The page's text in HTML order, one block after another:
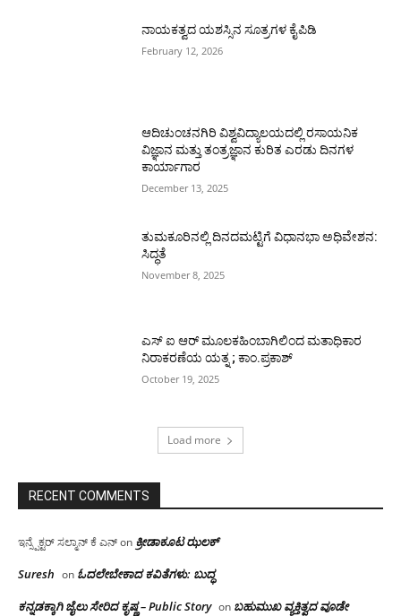
ನಾಯಕತ್ವದ ಯಶಸ್ಸಿನ ಸೂತ್ರಗಳ ಕೈಪಿಡಿ
February 12, 2026
ಆದಿಚುಂಚನಗಿರಿ ವಿಶ್ವವಿದ್ಯಾಲಯದಲ್ಲಿ ರಸಾಯನಿಕ
ವಿಜ್ಞಾನ ಮತ್ತು ತಂತ್ರಜ್ಞಾನ ಕುರಿತ ಎರಡು ದಿನಗಳ
ಕಾರ್ಯಾಗಾರ
December 13, 2025
ತುಮಕೂರಿನಲ್ಲಿ ದಿನದಮಟ್ಟಿಗೆ ವಿಧಾನಭಾ ಅಧಿವೇಶನ:
ಸಿದ್ಧತೆ
November 8, 2025
ಎಸ್ ಐ ಆರ್ ಮೂಲಕಹಿಂಬಾಗಿಲಿಂದ ಮತಾಧಿಕಾರ
ನಿರಾಕರಣೆಯ ಯತ್ನ ; ಕಾಂ.ಪ್ರಕಾಶ್
October 19, 2025
Load more
RECENT COMMENTS
ಇನ್ಸ್ಪೆಕ್ಟರ್ ಸಲ್ಮಾನ್ ಕೆ ಎನ್on ಕ್ರೀಡಾಕೂಟ ಝಲಕ್
Suresh on ಓದಲೇಬೇಕಾದ‌ ಕವಿತೆಗಳು: ಬುದ್ಧ
ಕನ್ನಡಕ್ಕಾಗಿ ಜೈಲು ಸೇರಿದ ಕೃಷ್ಣ – Public Story on ಬಹುಮುಖ ವ್ಯಕ್ತಿತ್ವದ ವೂಡೇ